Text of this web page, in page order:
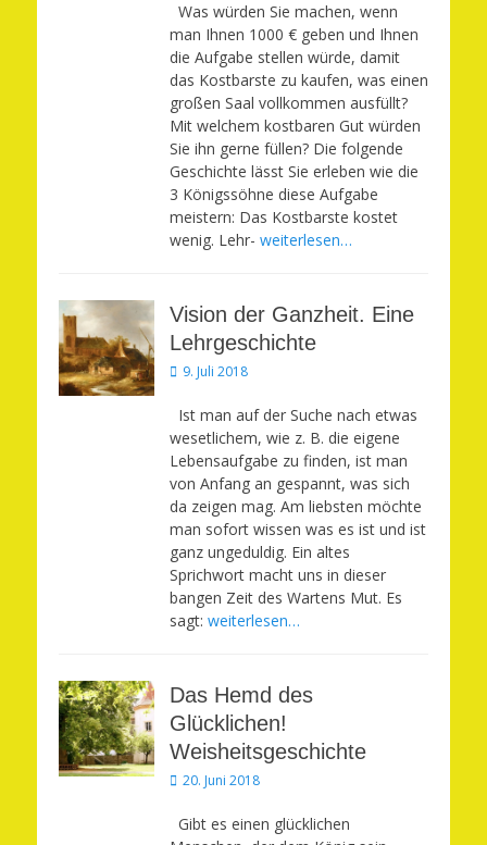
Was würden Sie machen, wenn
man Ihnen 1000 € geben und Ihnen
die Aufgabe stellen würde, damit
das Kostbarste zu kaufen, was einen
großen Saal vollkommen ausfüllt?
Mit welchem kostbaren Gut würden
Sie ihn gerne füllen? Die folgende
Geschichte lässt Sie erleben wie die
3 Königssöhne diese Aufgabe
meistern: Das Kostbarste kostet
wenig. Lehr- weiterlesen…
Vision der Ganzheit. Eine
Lehrgeschichte
Veröffentlicht
9. Juli 2018
Ist man auf der Suche nach etwas
wesetlichem, wie z. B. die eigene
Lebensaufgabe zu finden, ist man
von Anfang an gespannt, was sich
da zeigen mag. Am liebsten möchte
man sofort wissen was es ist und ist
ganz ungeduldig. Ein altes
Sprichwort macht uns in dieser
bangen Zeit des Wartens Mut. Es
sagt: weiterlesen…
Das Hemd des
Glücklichen!
Weisheitsgeschichte
Veröffentlicht
20. Juni 2018
Gibt es einen glücklichen